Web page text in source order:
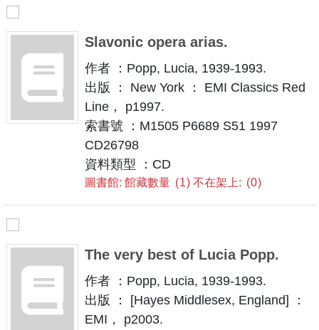
Slavonic opera arias.
作者 ：Popp, Lucia, 1939-1993.
出版 ： New York ： EMI Classics Red
Line， p1997.
索書號 ：M1505 P6689 S51 1997
CD26798
資料類型 ：CD
圖書館: 館藏數量 1 不在架上: 0
The very best of Lucia Popp.
作者 ：Popp, Lucia, 1939-1993.
出版 ： [Hayes Middlesex, England] ：
EMI， p2003.